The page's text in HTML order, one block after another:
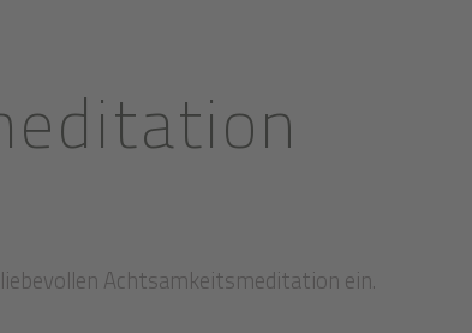
Achtsamkeitsmeditation ein.